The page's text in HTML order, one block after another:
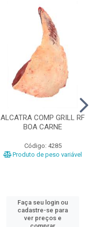
ALCATRA COMP GRILL RF
BOA CARNE
Código: 4285
Produto de peso variável
Faça seu login ou
cadastre-se para
ver preços e